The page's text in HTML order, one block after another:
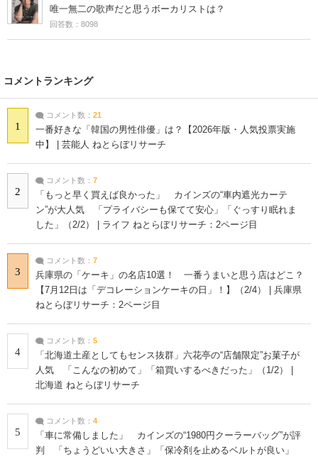
唯一無二の歌声だと思うボーカリストは？
回答数：8098
コメントランキング
1
コメント数： 21
一番好きな「韓国の男性俳優」は？【2026年版・人気投票実施
中】 | 芸能人 ねとらぼリサーチ
2
コメント数： 7
「もっと早く買えば良かった」 カインズの“車内遮光カーテ
ン”が大人気 「プライバシーも保てて安心」「ぐっすり眠れま
した」（2/2） | ライフ ねとらぼリサーチ：2ページ目
3
コメント数： 7
兵庫県の「ケーキ」の名店10選！ 一番うまいと思う店はどこ？
【7月12日は「デコレーションケーキの日」！】（2/4） | 兵庫県
ねとらぼリサーチ：2ページ目
4
コメント数： 5
「北海道土産としてもセンス抜群」六花亭の“店舗限定”お菓子が
人気 「こんなの初めて」「箱買いするべきだった」（1/2） |
北海道 ねとらぼリサーチ
5
コメント数： 4
「車に常備しました」 カインズの“1980円クーラーバッグ”が評
判 「ちょうどいい大きさ」「保冷剤を止めるベルトが良い」